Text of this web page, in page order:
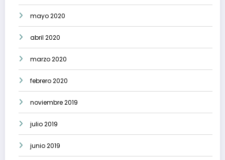
mayo 2020
abril 2020
marzo 2020
febrero 2020
noviembre 2019
julio 2019
junio 2019